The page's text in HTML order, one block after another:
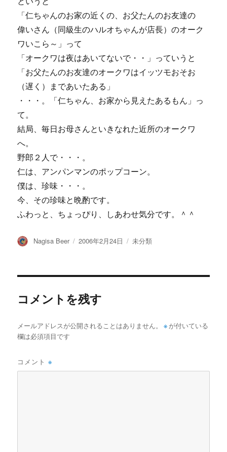
「仁ちゃんのお家の近くの、お父たんのお友達の
偉いさん（同級生のハルオちゃんが店長）のオーク
ワいこら～」って
「オークワは夜はあいてないで・・」っていうと
「お父たんのお友達のオークワはイッツモおそお
（遅く）まであいたある」
・・・。「仁ちゃん、お家から見えたあるもん」っ
て。
結局、毎日お母さんといきなれた近所のオークワ
へ。
野郎２人で・・・。
仁は、アンパンマンのポップコーン。
僕は、珍味・・・。
今、その珍味と晩酌です。
ふわっと、ちょっぴり、しあわせ気分です。＾＾
投
Nagisa Beer
投
2006年2月24日
カ
未分類
コメントを残す
メールアドレスが公開されることはありません。 ※ が付いている
欄は必須項目です
コメント※